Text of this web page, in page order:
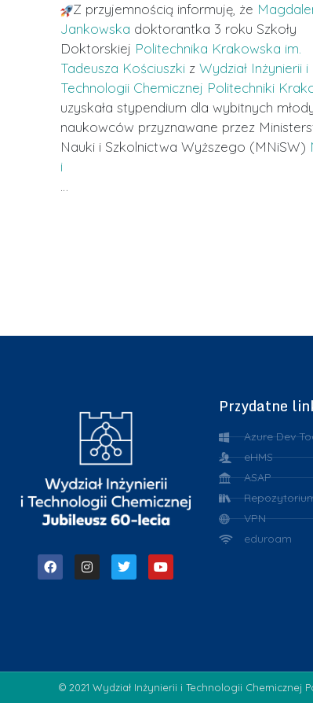
Z przyjemnością informuję, że
Jankowska doktorantka 3 roku Szkoły
Doktorskiej Politechnika Krakowska im.
Tadeusza Kościuszki zWydział Inżynierii i
Technologii Chemicznej Politechniki
uzyskała stypendium dla wybitnych
naukowców przyznawane przez
Nauki i Szkolnictwa Wyższego (MNiSW)
i
…
Przydatne
Azure Dev
eHMS
ASAP
VPN
eduroam
© 2021 Wydział Inżynierii i Technologii Chemicznej